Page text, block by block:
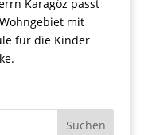
Karagöz passt
mit
für die Kinder